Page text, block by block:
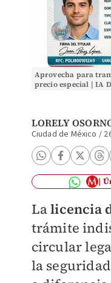
Aprovecha para
precio especial | IA
LORELY
Ciudad de México /
Lalicencia
trámite
circular
la